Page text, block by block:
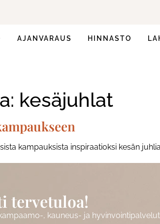
AJANVARAUS HINNASTO
kesäjuhlat
kampauksista inspiraatioksi kesän
tervetuloa!
, kauneus- ja